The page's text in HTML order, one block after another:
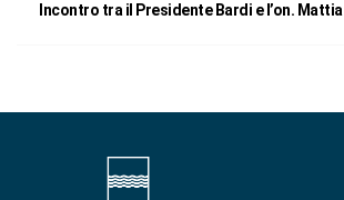
Incontro tra il Presidente Bardi e l’on. Mattia